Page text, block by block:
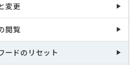
変更
閲覧
ードのリセット